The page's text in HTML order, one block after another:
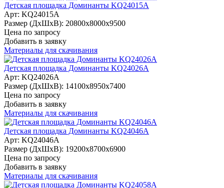
Детская площадка Доминанты KQ24015A
Арт: KQ24015A
Размер (ДхШхВ): 20800х8000х9500
Цена по запросу
Добавить в заявку
Материалы для скачивания
Детская площадка Доминанты KQ24026A
Арт: KQ24026A
Размер (ДхШхВ): 14100х8950х7400
Цена по запросу
Добавить в заявку
Материалы для скачивания
Детская площадка Доминанты KQ24046A
Арт: KQ24046A
Размер (ДхШхВ): 19200х8700х6900
Цена по запросу
Добавить в заявку
Материалы для скачивания